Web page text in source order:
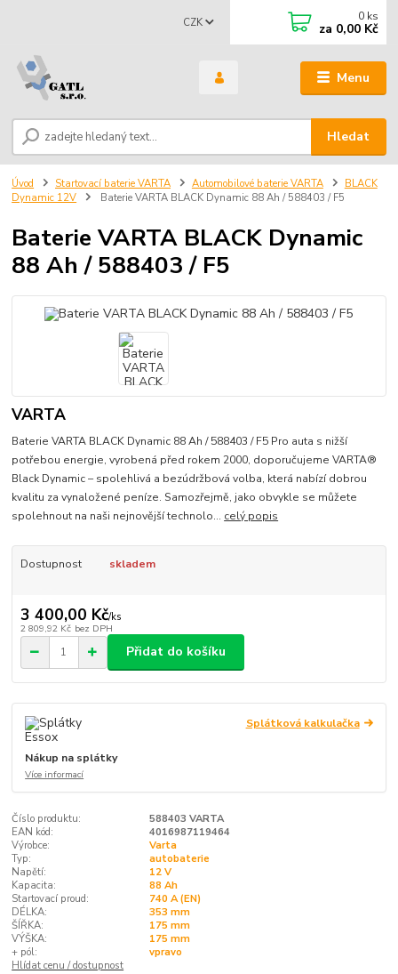
Menu
CZK
Hledat
0 ks
za 0,00 Kč
Úvod Startovací baterie VARTA Automobilové baterie VARTA
BLACK
Dynamic 12V
Baterie VARTA BLACK Dynamic 88 Ah / 588403 / F5
Baterie VARTA BLACK Dynamic
88 Ah / 588403 / F5
VARTA
Baterie VARTA BLACK Dynamic 88 Ah / 588403 / F5 Pro auta s nižší
potřebou energie, vyrobená před rokem 2000, doporučujeme VARTA®
Black Dynamic – spolehlivá a bezúdržbová volba, která nabízí dobrou
kvalitu za vynaložené peníze. Samozřejmě, jako obvykle se můžete
spolehnout na naši nejnovější technolo... celý popis
Dostupnost skladem
3 400,00 Kč/ks
2 809,92 Kč bez DPH
Přidat do košíku
Splátková kalkulačka
Nákup na splátky
Více informací
Číslo produktu:
588403 VARTA
EAN kód:
4016987119464
Výrobce:
Varta
Typ:
autobaterie
Napětí:
12 V
Kapacita:
88 Ah
Startovací proud:
740 A (EN)
DÉLKA:
353 mm
ŠÍŘKA:
175 mm
VÝŠKA:
175 mm
+ pól:
vpravo
Hlídat cenu / dostupnost